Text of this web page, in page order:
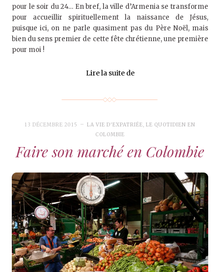
pour le soir du 24… En bref, la ville d’Armenia se transforme
pour accueillir spirituellement la naissance de Jésus,
puisque ici, on ne parle quasiment pas du Père Noël, mais
bien du sens premier de cette fête chrétienne, une première
pour moi !
Lire la suite de
13 DÉCEMBRE 2015 LA VIE D'EXPATRIÉE,LE QUOTIDIEN EN
COLOMBIE
Faire son marché en Colombie